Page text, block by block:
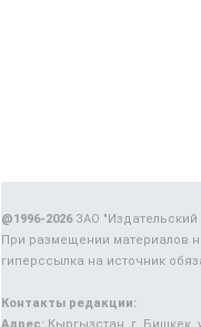
@1996-2026ЗАО
При размещении материалов
гиперссылка на источник
Контакты редакции: